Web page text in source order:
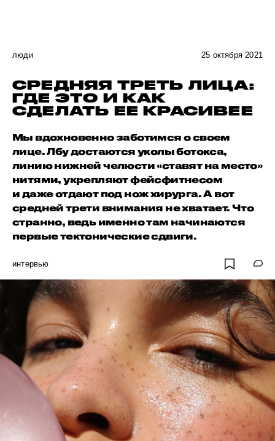
люди 25 октября 2021
СРЕДНЯЯ ТРЕТЬ ЛИЦА:
ГДЕ ЭТО И КАК
СДЕЛАТЬ ЕЕ КРАСИВЕЕ
Мы вдохновенно заботимся о своем
лице. Лбу достаются уколы ботокса,
линию нижней челюсти «ставят на место»
нитями, укрепляют фейсфитнесом
и даже отдают под нож хирурга. А вот
средней трети внимания не хватает. Что
странно, ведь именно там начинаются
первые тектонические сдвиги.
интервью